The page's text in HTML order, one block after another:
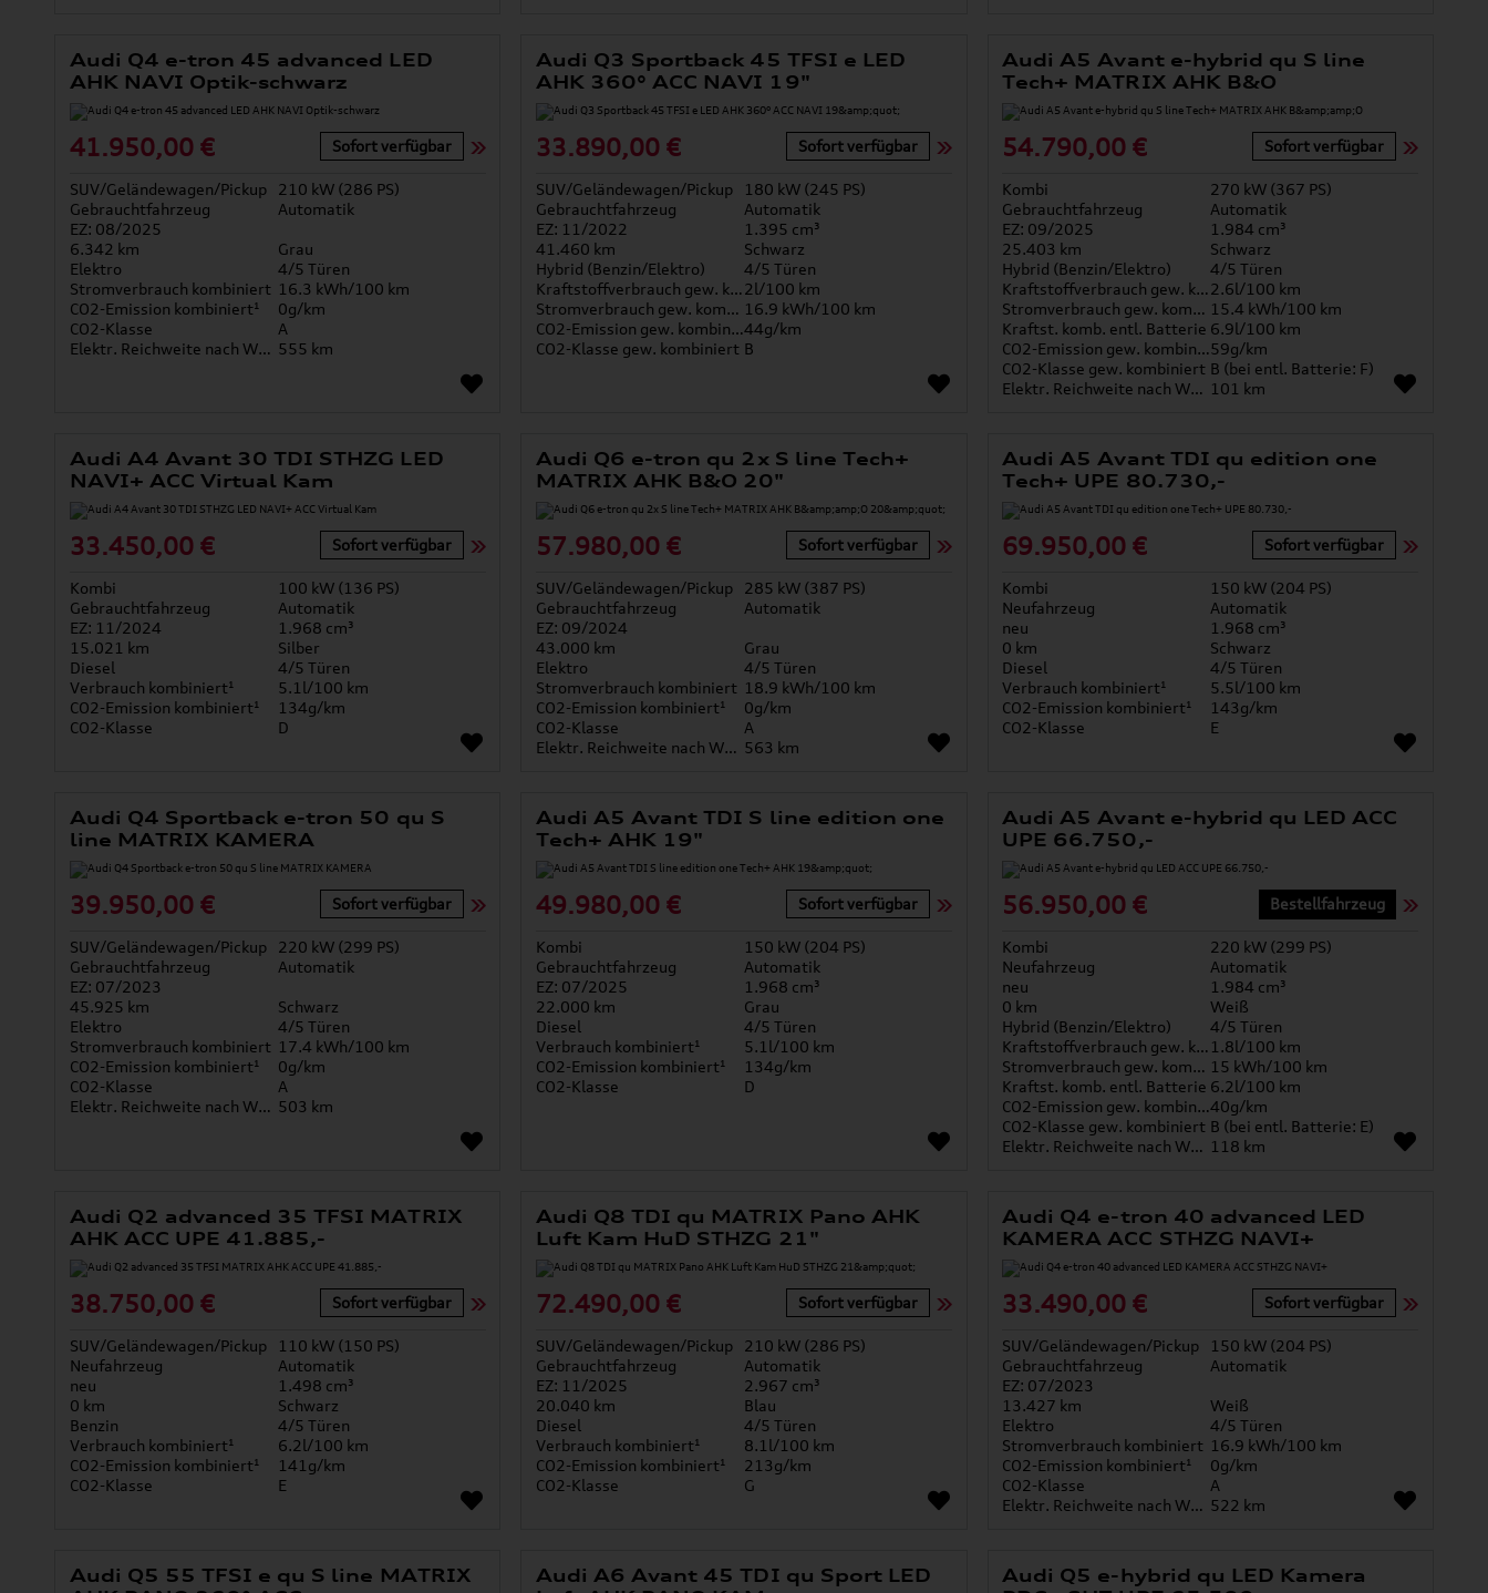
Audi Q4 e-tron 45 advanced LED
AHK NAVI Optik-schwarz
41.950,00 € Sofort verfügbar
SUV/Geländewagen/Pickup
210 kW (286 PS)
Gebrauchtfahrzeug
Automatik
EZ: 08/2025
6.342 km
Grau
Elektro
4/5 Türen
Stromverbrauch kombiniert 16.3 kWh/100 km
CO2-Emission kombiniert¹
0g/km
CO2-Klasse
A
Elektr. Reichweite nach WLTP* 555 km
Audi Q3 Sportback 45 TFSI e LED
AHK 360° ACC NAVI 19"
33.890,00 € Sofort verfügbar
SUV/Geländewagen/Pickup
180 kW (245 PS)
Gebrauchtfahrzeug
Automatik
EZ: 11/2022
1.395 cm³
41.460 km
Schwarz
Hybrid (Benzin/Elektro)
4/5 Türen
Kraftstoffverbrauch gew. kombiniert2l/100 km
Stromverbrauch gew. kombiniert 16.9 kWh/100 km
CO2-Emission gew. kombiniert44g/km
CO2-Klasse gew. kombiniert B
Audi A5 Avant e-hybrid qu S line
Tech+ MATRIX AHK B&O
54.790,00 € Sofort verfügbar
Kombi
270 kW (367 PS)
Gebrauchtfahrzeug
Automatik
EZ: 09/2025
1.984 cm³
25.403 km
Schwarz
Hybrid (Benzin/Elektro)
4/5 Türen
Kraftstoffverbrauch gew. kombiniert2.6l/100 km
Stromverbrauch gew. kombiniert 15.4 kWh/100 km
Kraftst. komb. entl. Batterie 6.9l/100 km
CO2-Emission gew. kombiniert59g/km
CO2-Klasse gew. kombiniert B (bei entl. Batterie: F)
Elektr. Reichweite nach WLTP* 101 km
Audi A4 Avant 30 TDI STHZG LED
NAVI+ ACC Virtual Kam
33.450,00 € Sofort verfügbar
Kombi
100 kW (136 PS)
Gebrauchtfahrzeug
Automatik
EZ: 11/2024
1.968 cm³
15.021 km
Silber
Diesel
4/5 Türen
Verbrauch kombiniert¹
5.1l/100 km
CO2-Emission kombiniert¹
134g/km
CO2-Klasse
D
Audi Q6 e-tron qu 2x S line Tech+
MATRIX AHK B&O 20"
57.980,00 € Sofort verfügbar
SUV/Geländewagen/Pickup
285 kW (387 PS)
Gebrauchtfahrzeug
Automatik
EZ: 09/2024
43.000 km
Grau
Elektro
4/5 Türen
Stromverbrauch kombiniert 18.9 kWh/100 km
CO2-Emission kombiniert¹
0g/km
CO2-Klasse
A
Elektr. Reichweite nach WLTP* 563 km
Audi A5 Avant TDI qu edition one
Tech+ UPE 80.730,-
69.950,00 € Sofort verfügbar
Kombi
150 kW (204 PS)
Neufahrzeug
Automatik
neu
1.968 cm³
0 km
Schwarz
Diesel
4/5 Türen
Verbrauch kombiniert¹
5.5l/100 km
CO2-Emission kombiniert¹
143g/km
CO2-Klasse
E
Audi Q4 Sportback e-tron 50 qu S
line MATRIX KAMERA
39.950,00 € Sofort verfügbar
SUV/Geländewagen/Pickup
220 kW (299 PS)
Gebrauchtfahrzeug
Automatik
EZ: 07/2023
45.925 km
Schwarz
Elektro
4/5 Türen
Stromverbrauch kombiniert 17.4 kWh/100 km
CO2-Emission kombiniert¹
0g/km
CO2-Klasse
A
Elektr. Reichweite nach WLTP* 503 km
Audi A5 Avant TDI S line edition one
Tech+ AHK 19"
49.980,00 € Sofort verfügbar
Kombi
150 kW (204 PS)
Gebrauchtfahrzeug
Automatik
EZ: 07/2025
1.968 cm³
22.000 km
Grau
Diesel
4/5 Türen
Verbrauch kombiniert¹
5.1l/100 km
CO2-Emission kombiniert¹
134g/km
CO2-Klasse
D
Audi A5 Avant e-hybrid qu LED ACC
UPE 66.750,-
56.950,00 € Bestellfahrzeug
Kombi
220 kW (299 PS)
Neufahrzeug
Automatik
neu
1.984 cm³
0 km
Weiß
Hybrid (Benzin/Elektro)
4/5 Türen
Kraftstoffverbrauch gew. kombiniert 1.8l/100 km
Stromverbrauch gew. kombiniert 15 kWh/100 km
Kraftst. komb. entl. Batterie 6.2l/100 km
CO2-Emission gew. kombiniert40g/km
CO2-Klasse gew. kombiniert B (bei entl. Batterie: E)
Elektr. Reichweite nach WLTP* 118 km
Audi Q2 advanced 35 TFSI MATRIX
AHK ACC UPE 41.885,-
38.750,00 € Sofort verfügbar
SUV/Geländewagen/Pickup
110 kW (150 PS)
Neufahrzeug
Automatik
neu
1.498 cm³
0 km
Schwarz
Benzin
4/5 Türen
Verbrauch kombiniert¹
6.2l/100 km
CO2-Emission kombiniert¹
141g/km
CO2-Klasse
E
Audi Q8 TDI qu MATRIX Pano AHK
Luft Kam HuD STHZG 21"
72.490,00 € Sofort verfügbar
SUV/Geländewagen/Pickup
210 kW (286 PS)
Gebrauchtfahrzeug
Automatik
EZ: 11/2025
2.967 cm³
20.040 km
Blau
Diesel
4/5 Türen
Verbrauch kombiniert¹
8.1l/100 km
CO2-Emission kombiniert¹
213g/km
CO2-Klasse
G
Audi Q4 e-tron 40 advanced LED
KAMERA ACC STHZG NAVI+
33.490,00 € Sofort verfügbar
SUV/Geländewagen/Pickup
150 kW (204 PS)
Gebrauchtfahrzeug
Automatik
EZ: 07/2023
13.427 km
Weiß
Elektro
4/5 Türen
Stromverbrauch kombiniert 16.9 kWh/100 km
CO2-Emission kombiniert¹
0g/km
CO2-Klasse
A
Elektr. Reichweite nach WLTP* 522 km
Audi Q5 55 TFSI e qu S line MATRIX
Audi A6 Avant 45 TDI qu Sport LED
Audi Q5 e-hybrid qu LED Kamera